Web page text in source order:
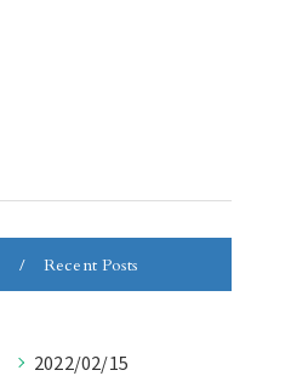
Recent Posts
2022/02/15